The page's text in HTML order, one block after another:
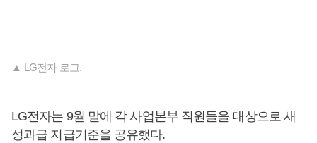
▲ LG전자 로고.
LG전자는 9월 말에 각 사업본부 직원들을 대상으로 새
성과급 지급기준을 공유했다.